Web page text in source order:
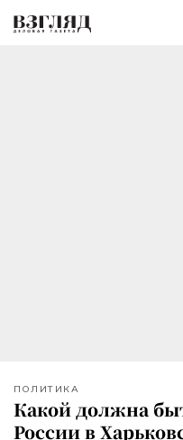
ПОЛИТИКА
Какой должна
России в